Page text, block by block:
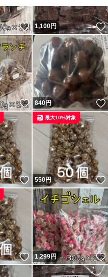
いいね！
1,100円
いいね！
840円
いいね！
550円
最大10%対象
いいね！
1,299円